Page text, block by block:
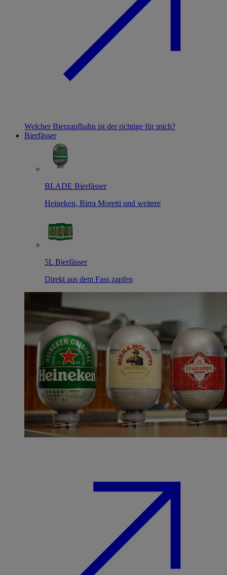
Welcher Bierzapfhahn ist der richtige für mich?
Bierfässer
BLADE Bierfässer
Heineken, Birra Moretti und weitere
5L Bierfässer
Direkt aus dem Fass zapfen